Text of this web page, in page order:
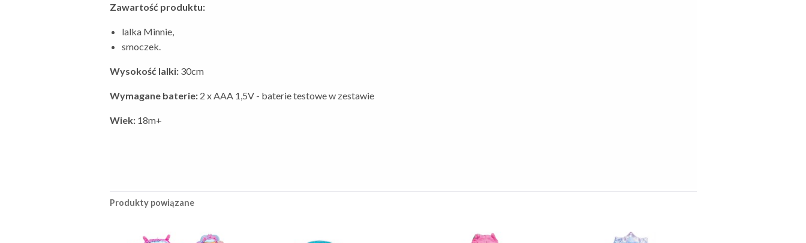
Zawartość produktu:
lalka Minnie,
smoczek.
Wysokość lalki: 30cm
Wymagane baterie: 2 x AAA 1,5V - baterie testowe w zestawie
Wiek: 18m+
Produkty powiązane